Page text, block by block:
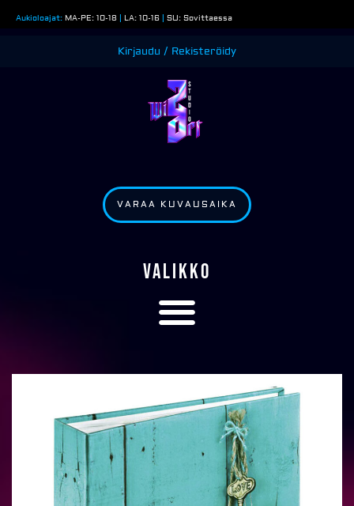
sisältöön
Aukioloajat: MA-PE: 10-18 | LA: 10-16 | SU: Sovittaessa
Kirjaudu / Rekisteröidy
VARAA KUVAUSAIKA
VALIKKO